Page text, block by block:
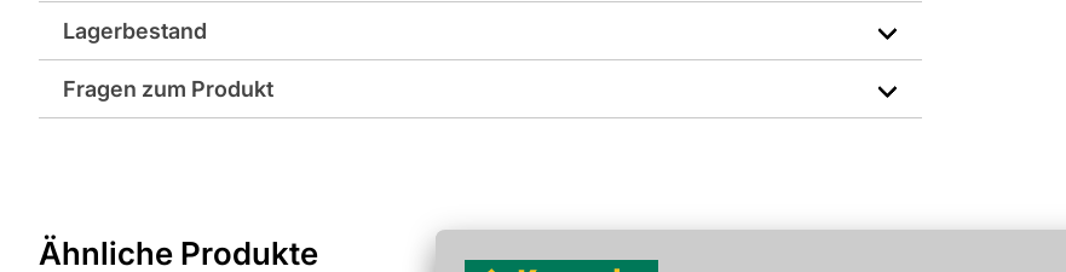
Gewicht pro Verkaufseinheit: 0,0 kg
EAN: 4024125480109
Lagerbestand
Fragen zum Produkt
Ähnliche Produkte